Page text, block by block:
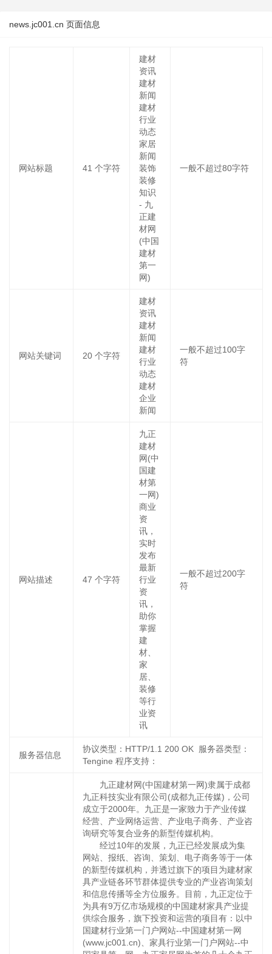
news.jc001.cn 页面信息
网站标题 41 个字符
建材
资讯
建材
新闻
建材
行业
动态
家居
新闻
装饰
装修
知识
- 九
正建
材网
(中国
建材
第一
网)
一般不超过80字符
网站关键词 20 个字符
建材
资讯
建材
新闻
建材
行业
动态
建材
企业
新闻
一般不超过100字
符
网站描述 47 个字符
九正
建材
网(中
国建
材第
一网)
商业
资
讯，
实时
发布
最新
行业
资
讯，
助你
掌握
建
材、
家
居、
装修
等行
业资
讯
一般不超过200字
符
服务器信息
协议类型：HTTP/1.1 200 OK 服务器类型：
Tengine 程序支持：
九正建材网(中国建材第一网)隶属于成都
九正科技实业有限公司(成都九正传媒)，公司
成立于2000年。九正是一家致力于产业传媒
经营、产业网络运营、产业电子商务、产业咨
询研究等复合业务的新型传媒机构。
经过10年的发展，九正已经发展成为集
网站、报纸、咨询、策划、电子商务等于一体
的新型传媒机构，并透过旗下的项目为建材家
具产业链各环节群体提供专业的产业咨询策划
和信息传播等全方位服务。目前，九正定位于
为具有9万亿市场规模的中国建材家具产业提
供综合服务，旗下投资和运营的项目有：以中
国建材行业第一门户网站--中国建材第一网
(www.jc001.cn)、家具行业第一门户网站--中